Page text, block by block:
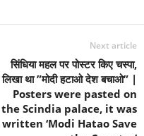
Next article
सिंधिया महल पर पोस्टर किए चस्पा,
लिखा था ”मोदी हटाओ देश बचाओ” |
Posters were pasted on
the Scindia palace, it was
written ‘Modi Hatao Save